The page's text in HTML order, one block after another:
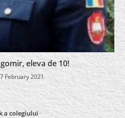
eleva de 10!
February 2021
a colegiului